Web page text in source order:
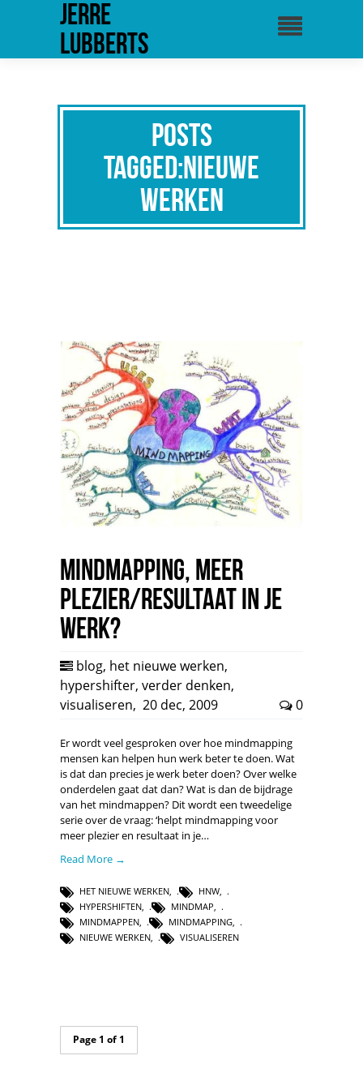
Jerre
Lubberts
Posts
Tagged:nieuwe
werken
mindmapping, meer
plezier/resultaat in je
werk?
blog, het nieuwe werken,
hypershifter, verder denken,
visualiseren, 20 dec, 2009 0
Er wordt veel gesproken over hoe mindmapping
mensen kan helpen hun werk beter te doen. Wat
is dat dan precies je werk beter doen? Over welke
onderdelen gaat dat dan? Wat is dan de bijdrage
van het mindmappen? Dit wordt een tweedelige
serie over de vraag: ‘helpt mindmapping voor
meer plezier en resultaat in je…
Read More →
HET NIEUWE WERKEN, HNW,
HYPERSHIFTEN, MINDMAP,
MINDMAPPEN, MINDMAPPING,
NIEUWE WERKEN, VISUALISEREN
Page 1 of 1